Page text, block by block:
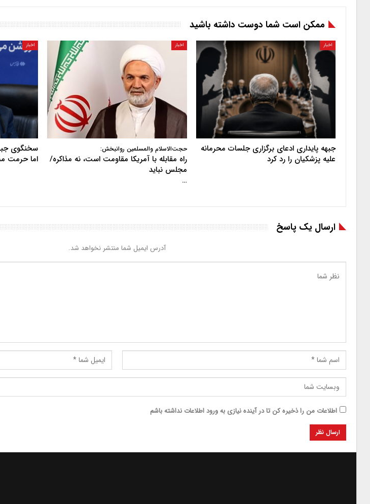
ممکن است شما دوست داشته باشید
اخبار
جبهه پایداری ادعای برگزاری جلسات محرمانه
علیه پزشکیان را رد کرد
اخبار
حجت‌الاسلام والمسلمین روانبخش:
راه مقابله با آمریکا مقاومت است، نه مذاکره/
مجلس نباید
…
اخبار
سخنگوی
اما حرمت
ارسال یک پاسخ
آدرس ایمیل شما منتشر نخواهد شد.
اطلاعات من را ذخیره کن تا در آینده نیازی به ورود اطلاعات نداشته باشم